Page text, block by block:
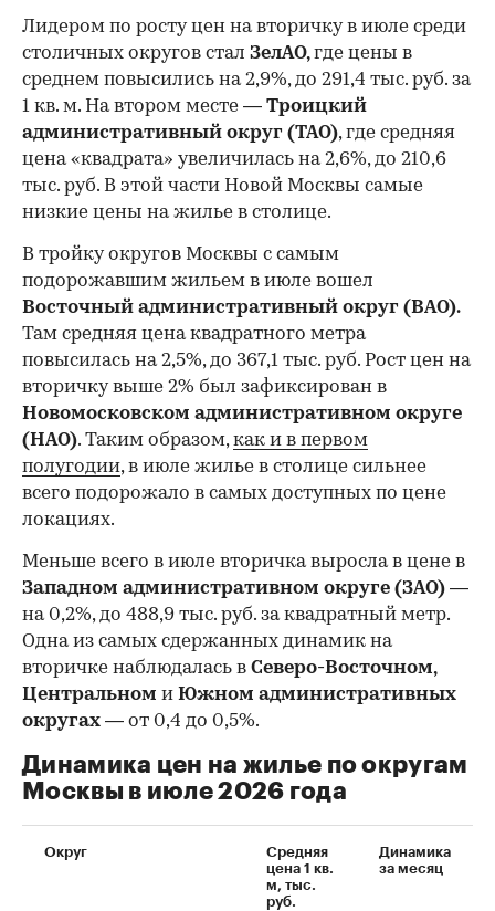
Лидером по росту цен на вторичку в июле среди
столичных округов стал ЗелАО,где цены в
среднем повысились на 2,9%, до 291,4 тыс. руб. за
1 кв. м. На втором месте — Троицкий
административный округ (ТАО), где средняя
цена «квадрата» увеличилась на 2,6%, до 210,6
тыс. руб. В этой части Новой Москвы самые
низкие цены на жилье в столице.
В тройку округов Москвы с самым
подорожавшим жильем в июле вошел
Восточный административный округ (ВАО).
Там средняя цена квадратного метра
повысилась на 2,5%, до 367,1 тыс. руб. Рост цен на
вторичку выше 2% был зафиксирован в
Новомосковском административном округе
(НАО). Таким образом,как и в первом
полугодии, в июле жилье в столице сильнее
всего подорожало в самых доступных по цене
локациях.
Меньше всего в июле вторичка выросла в цене в
Западном административном округе (ЗАО) —
на 0,2%, до 488,9 тыс. руб. за квадратный метр.
Одна из самых сдержанных динамик на
вторичке наблюдалась в Северо-Восточном,
Центральном и Южном административных
округах — от 0,4 до 0,5%.
Динамика цен на жилье по округам
Москвы в июле 2026 года
Округ
Средняя
цена 1 кв.
м, тыс.
руб.
Динамика
за месяц